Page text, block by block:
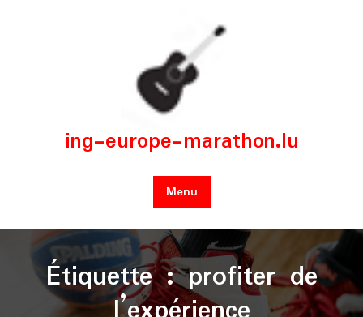
ing-europe-marathon.lu
Menu
Étiquette :profiter de